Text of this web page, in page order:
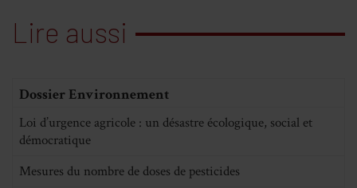
Lire aussi
Dossier Environnement
Loi d’urgence agricole : un désastre écologique, social et
démocratique
Mesures du nombre de doses de pesticides